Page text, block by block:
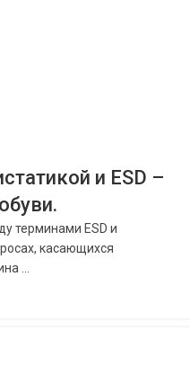
и ESD –
терминами ESD и
касающихся
...